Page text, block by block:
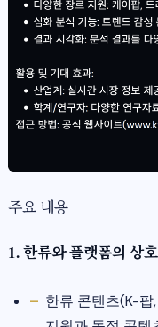
주요 내용
1. 한류와 플랫폼의 상
한류 콘텐츠(K-팝